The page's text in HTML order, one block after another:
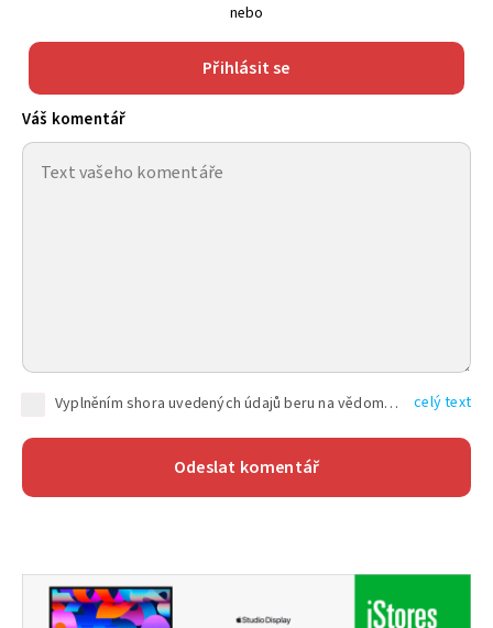
nebo
Přihlásit se
Váš komentář
Vyplněním shora uvedených údajů beru na vědomí, že společnost TEXT FACTORY s.r.o., sídlem Brno, Durďákova 336/29, Černá Pole, PSČ: 613 00, IČ: 06157831, zapsané u Krajského soudu v Brně, oddíl C, vložka 100399, bude zpracovávat mé osobní údaje uvedené v rámci mnou vyplněného registračního formuláře na základě oprávněných zájmů TEXT FACTORY s.r.o. dle čl. 6 odst. 1 písm. f) GDPR a pro splnění právních povinností (čl. 6 odst. 1 písm. c) GDPR), a to pro tyto účely: nezbytnost zajistit oprávnění návštěvníka webových stránek provozovaných společností TEXT FACTORY s.r.o. přispívat aktivně ke zveřejněným článkům nebo v rámci diskusních fór a výkon práv TEXT FACTORY s.r.o. jako administrátora těchto diskusních fór. Více informací o zpracování osobních údajů a právech lze nalézt v celý text